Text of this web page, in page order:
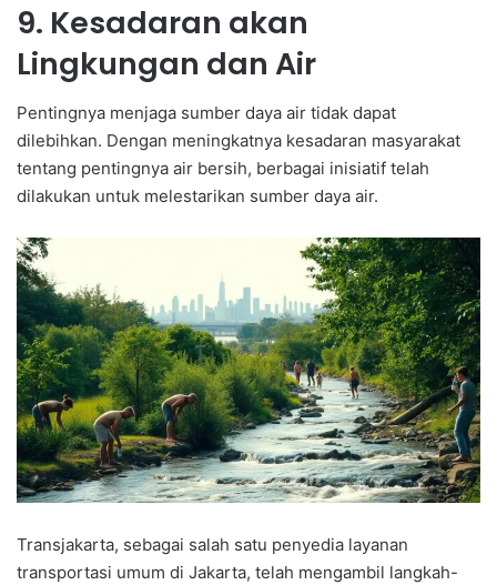
9. Kesadaran akan
Lingkungan dan Air
Pentingnya menjaga sumber daya air tidak dapat
dilebihkan. Dengan meningkatnya kesadaran masyarakat
tentang pentingnya air bersih, berbagai inisiatif telah
dilakukan untuk melestarikan sumber daya air.
Transjakarta, sebagai salah satu penyedia layanan
transportasi umum di Jakarta, telah mengambil langkah-